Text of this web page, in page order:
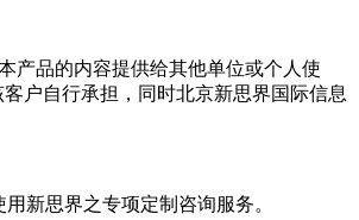
产品的内容提供给其他单位或个人使
户自行承担，同时北京新思界国际信息
新思界之专项定制咨询服务。